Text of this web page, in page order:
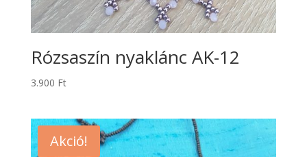
Rózsaszín nyaklánc AK-12
3.900 Ft
Akció!